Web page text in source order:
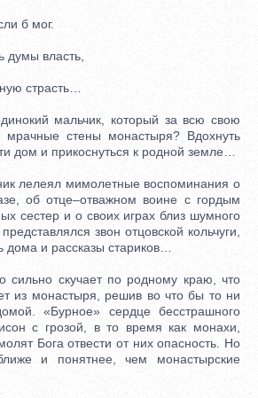
б мог.
власть,
страсть…
мальчик, который за всю свою
мрачные стены монастыря? Вдохнуть
дом и прикоснуться к родной земле…
лелеял мимолетные воспоминания о
об отце–отважном воине с гордым
сестер и о своих играх близ шумного
звон отцовской кольчуги,
дома и рассказы стариков…
скучает по родному краю, что
из монастыря, решив во что бы то ни
«Бурное» сердце бесстрашного
с грозой, в то время как монахи,
Бога отвести от них опасность. Но
и понятнее, чем монастырские